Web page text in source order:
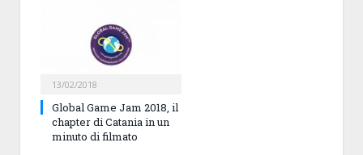
13/02/2018
Global Game Jam 2018, il
chapter di Catania in un
minuto di filmato